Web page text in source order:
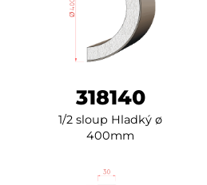
318140
1/2 sloup Hladký ø
400mm